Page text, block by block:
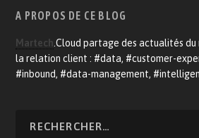
A PROPOS DE CE BLOG
Martech .Cloud partage des actualités
la relation client : #data, #customer-
#inbound, #data-management,